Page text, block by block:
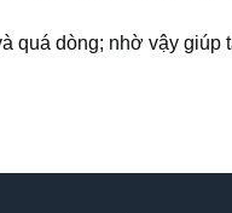
dòng; nhờ vậy giúp